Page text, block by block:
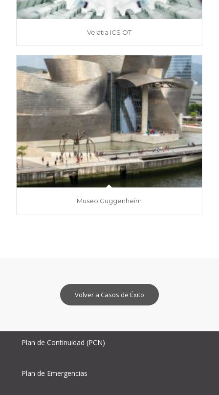
Velatia ICS OT
Museo Guggenheim
Volver a Casos de Éxito
Plan de Continuidad (PCN)
Plan de Emergencias